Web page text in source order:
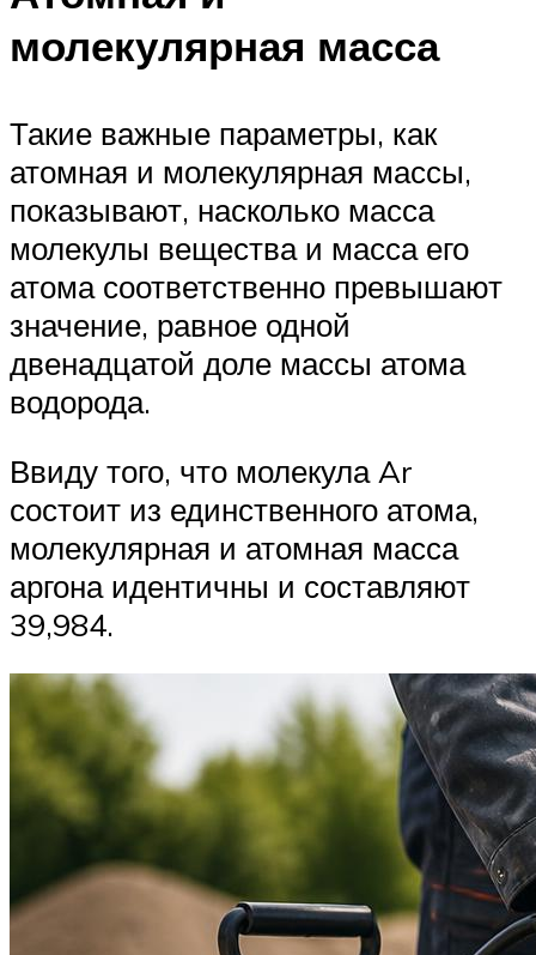
молекулярная масса
Такие важные параметры, как
атомная и молекулярная массы,
показывают, насколько масса
молекулы вещества и масса его
атома соответственно превышают
значение, равное одной
двенадцатой доле массы атома
водорода.
Ввиду того, что молекула Ar
состоит из единственного атома,
молекулярная и атомная масса
аргона идентичны и составляют
39,984.